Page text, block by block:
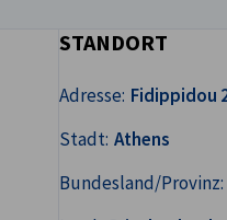
STANDORT
Adresse: Fidippidou
Stadt: Athens
Bundesland/Provinz: